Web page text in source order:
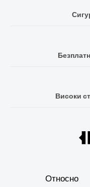
Високи
Относно